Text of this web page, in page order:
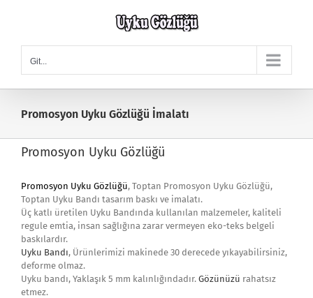
Git...
Promosyon Uyku Gözlüğü İmalatı
Promosyon Uyku Gözlüğü
Promosyon Uyku Gözlüğü, Toptan Promosyon Uyku Gözlüğü,
Toptan Uyku Bandı tasarım baskı ve imalatı.
Üç katlı üretilen Uyku Bandında kullanılan malzemeler, kaliteli
regule emtia, insan sağlığına zarar vermeyen eko-teks belgeli
baskılardır.
Uyku Bandı, Ürünlerimizi makinede 30 derecede yıkayabilirsiniz,
deforme olmaz.
Uyku bandı, Yaklaşık 5 mm kalınlığındadır. Gözünüzü rahatsız
etmez.